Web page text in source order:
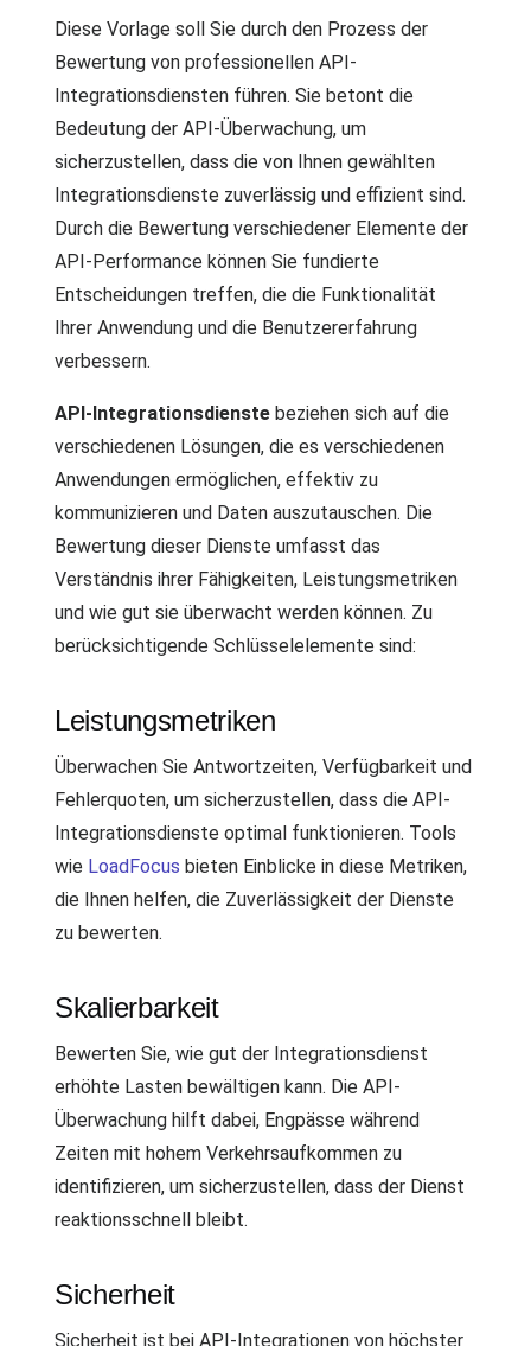
Diese Vorlage soll Sie durch den Prozess der
Bewertung von professionellen API-
Integrationsdiensten führen. Sie betont die
Bedeutung der API-Überwachung, um
sicherzustellen, dass die von Ihnen gewählten
Integrationsdienste zuverlässig und effizient sind.
Durch die Bewertung verschiedener Elemente der
API-Performance können Sie fundierte
Entscheidungen treffen, die die Funktionalität
Ihrer Anwendung und die Benutzererfahrung
verbessern.
API-Integrationsdienste beziehen sich auf die
verschiedenen Lösungen, die es verschiedenen
Anwendungen ermöglichen, effektiv zu
kommunizieren und Daten auszutauschen. Die
Bewertung dieser Dienste umfasst das
Verständnis ihrer Fähigkeiten, Leistungsmetriken
und wie gut sie überwacht werden können. Zu
berücksichtigende Schlüsselelemente sind:
Leistungsmetriken
Überwachen Sie Antwortzeiten, Verfügbarkeit und
Fehlerquoten, um sicherzustellen, dass die API-
Integrationsdienste optimal funktionieren. Tools
wie LoadFocus bieten Einblicke in diese Metriken,
die Ihnen helfen, die Zuverlässigkeit der Dienste
zu bewerten.
Skalierbarkeit
Bewerten Sie, wie gut der Integrationsdienst
erhöhte Lasten bewältigen kann. Die API-
Überwachung hilft dabei, Engpässe während
Zeiten mit hohem Verkehrsaufkommen zu
identifizieren, um sicherzustellen, dass der Dienst
reaktionsschnell bleibt.
Sicherheit
Sicherheit ist bei API-Integrationen von höchster